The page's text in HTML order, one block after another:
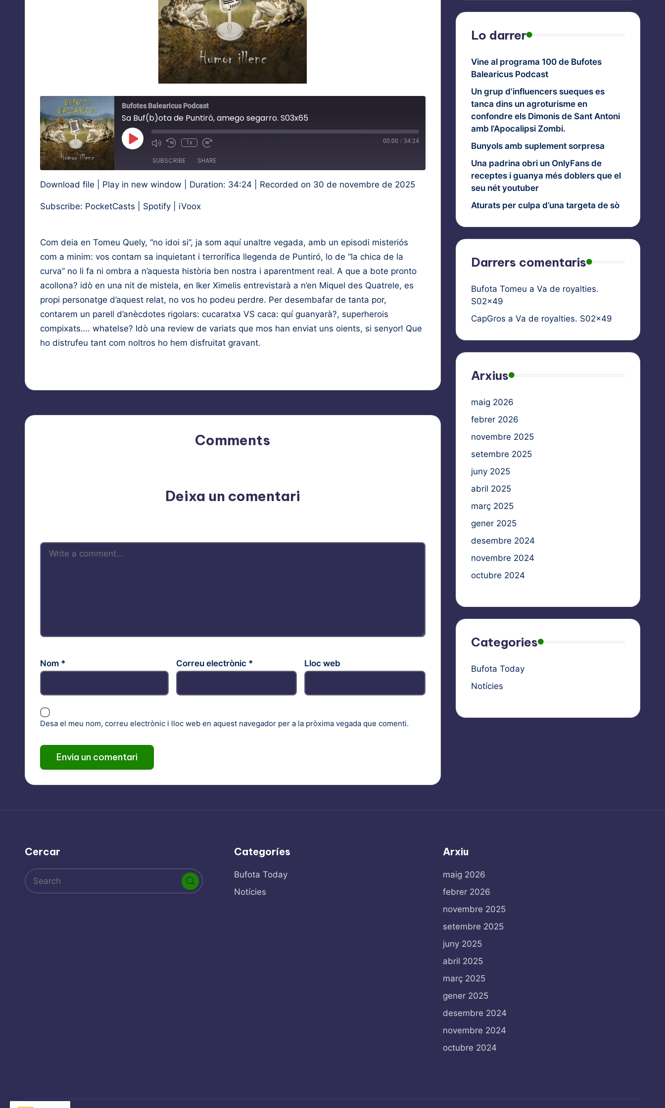
Bufotes Balearicus Podcast
Sa Buf(b)ota de Puntiró, amego segarro. S03x65
Play
EpisodeMute/Unmute
Episode
Rewind
10
Seconds
1x
Fast
Forward
30
00:00 / 34:24
SUBSCRIBE SHARE
RSS FEED
SHARE
LINK
Download file Play in new window Duration: 34:24 Recorded on 30 de novembre de 2025
Subscribe: PocketCasts Spotify iVoox
Com deia en Tomeu Quely, “no idoi si”, ja som aquí unaltre vegada, amb un episodi misteriós
com a minim: vos contam sa inquietant i terrorífica llegenda de Puntiró, lo de “la chica de la
curva” no li fa ni ombra a n’aquesta història ben nostra i aparentment real. A que a bote pronto
acollona? idò en una nit de mistela, en Iker Ximelis entrevistarà a n’en Miquel des Quatrele, es
propi personatge d’aquest relat, no vos ho podeu perdre. Per desembafar de tanta por,
contarem un parell d’anècdotes rigolars: cucaratxa VS caca: quí guanyarà?, superherois
compixats…. whatelse? Idò una review de variats que mos han enviat uns oients, si senyor! Que
ho distrufeu tant com noltros ho hem disfruitat gravant.
Comments
Deixa un comentari
Nom * Correu electrònic * Lloc web
Desa el meu nom, correu electrònic i lloc web en aquest navegador per a la pròxima vegada que comenti.
Lo darrer
Vine al programa 100 de Bufotes
Balearicus Podcast
Un grup d’influencers sueques es
tanca dins un agroturisme en
confondre els Dimonis de Sant Antoni
amb l’Apocalipsi Zombi.
Bunyols amb suplement sorpresa
Una padrina obri un OnlyFans de
receptes i guanya més doblers que el
seu nét youtuber
Aturats per culpa d’una targeta de sò
Darrers comentaris
Bufota Tomeu a Va de royalties.
S02x49
CapGros a Va de royalties. S02x49
Arxius
maig 2026
febrer 2026
novembre 2025
setembre 2025
juny 2025
abril 2025
març 2025
gener 2025
desembre 2024
novembre 2024
octubre 2024
Categories
Bufota Today
Notícies
Cercar Categoríes
Bufota Today
Notícies
Arxiu
maig 2026
febrer 2026
novembre 2025
setembre 2025
juny 2025
abril 2025
març 2025
gener 2025
desembre 2024
novembre 2024
octubre 2024